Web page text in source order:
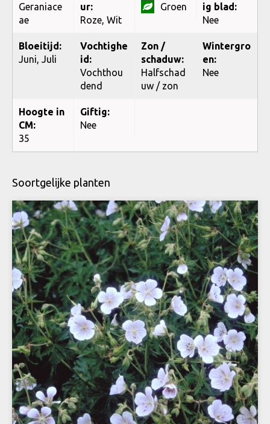
Geraniace
ae
ur:
Roze, Wit
Groen
ig blad:
Nee
Bloeitijd:
Juni, Juli
Vochtighe
id:
Vochthou
dend
Zon /
schaduw:
Halfschad
uw / zon
Wintergro
en:
Nee
Hoogte in
CM:
35
Giftig:
Nee
Soortgelijke planten